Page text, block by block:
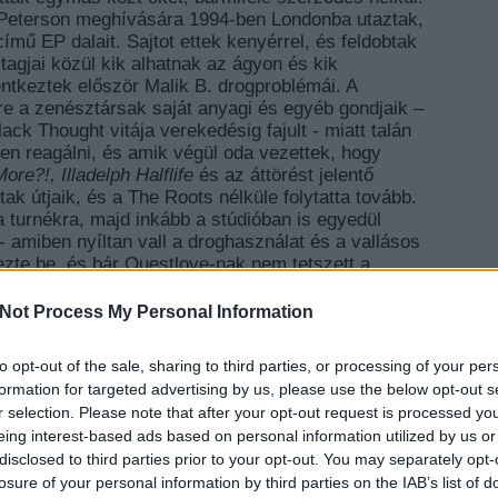
Process My Personal Information
opt-out of the sale, sharing to third parties, or processing of your
for targeted advertising by us, please use the below opt-out
selection. Please note that after your opt-out request is processed
interest-based ads based on personal information utilized by us
to third parties prior to your opt-out. You may separately
of your personal information by third parties on the IAB’s list of
meghívására 1994-ben Londonba utaztak,
EP dalait. Sajtot ettek kenyérrel, és feldobtak
közül kik alhatnak az ágyon és kik
először Malik B. drogproblémái. A
a zenésztársak saját anyagi és egyéb gondjaik –
Thought vitája verekedésig fajult - miatt talán
reagálni, és amik végül oda vezettek, hogy
Illadelph Halflife és az áttörést jelentő
útjaik, és a The Roots nélküle folytatta tovább.
majd inkább a stúdióban is egyedül
amiben nyíltan vall a droghasználat és a vallásos
be, és bár Questlove-nak nem tetszett a
az ő neve is ismerősen csengett a hip-hop
ismerték kiemelkedő lírikus képességeit. Az
aMeiso címadó dalában együtt rappelnek Black
ütemeire, de a számból készült kultikusDj
MC Solaar Prose Combatcímű
Fineamiben, több, mint nyolc percben (!) mossák
és a hip-hop közti láthatatlan határvonalat.
EZT